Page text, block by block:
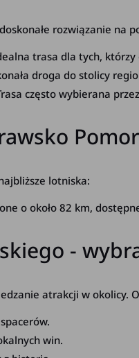
rozwiązanie
trasa dla tych,
droga do stolicy
często wybierana
lotniska:
o około 82 km,
-
atrakcji w okolicy.
win.